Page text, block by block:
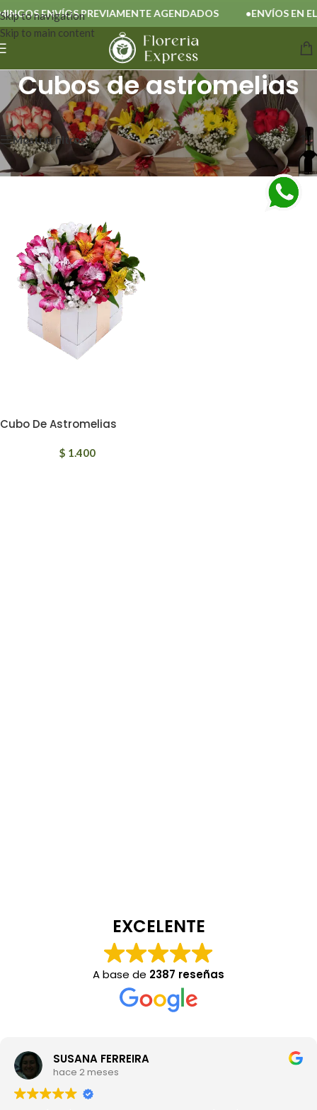
Skip to navigation
Skip to main content
ENVÍOS PREVIAMENTE AGENDADOS ENVÍOS EN EL
Cubos de astromelias
Inicio/Cubos de astromelias Mostrando el único resultado
Mostrar filtros
Cubo De Astromelias
$ 1.400
EXCELENTE
A base de 2387 reseñas
SUSANA FERREIRA
hace 2 meses